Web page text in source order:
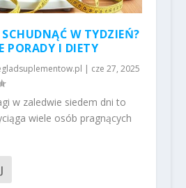
W TYDZIEŃ?
PORADY I DIETY
| cze 27, 2025
w zaledwie siedem dni to
wiele osób pragnących